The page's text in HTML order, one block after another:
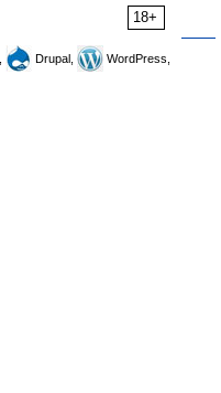
18+
Drupal,
WordPress,